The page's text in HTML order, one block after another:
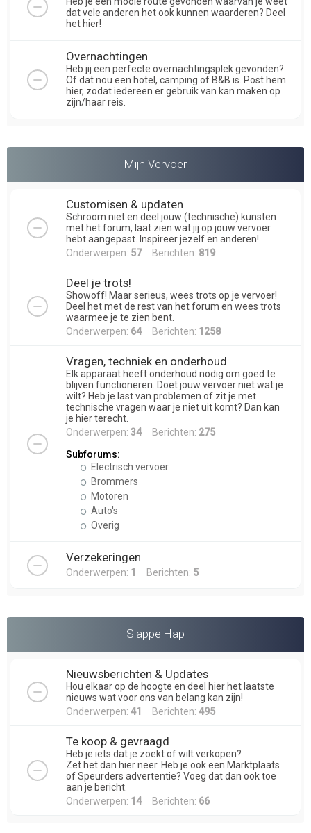
dat vele anderen het ook kunnen waarderen? Deel
het hier!
Overnachtingen
Heb jij een perfecte overnachtingsplek gevonden?
Of dat nou een hotel, camping of B&B is. Post hem
hier, zodat iedereen er gebruik van kan maken op
zijn/haar reis.
Mijn Vervoer
Customisen & updaten
Schroom niet en deel jouw (technische) kunsten
met het forum, laat zien wat jij op jouw vervoer
hebt aangepast. Inspireer jezelf en anderen!
Onderwerpen: 57Berichten: 819
Deel je trots!
Showoff! Maar serieus, wees trots op je vervoer!
Deel het met de rest van het forum en wees trots
waarmee je te zien bent.
Onderwerpen: 64Berichten: 1258
Vragen, techniek en onderhoud
Elk apparaat heeft onderhoud nodig om goed te
blijven functioneren. Doet jouw vervoer niet wat je
wilt? Heb je last van problemen of zit je met
technische vragen waar je niet uit komt? Dan kan
je hier terecht.
Onderwerpen: 34Berichten: 275
Subforums:
Electrisch vervoer
Brommers
Motoren
Auto's
Overig
Verzekeringen
Onderwerpen: 1 Berichten: 5
Slappe Hap
Nieuwsberichten & Updates
Hou elkaar op de hoogte en deel hier het laatste
nieuws wat voor ons van belang kan zijn!
Onderwerpen: 41 Berichten: 495
Te koop & gevraagd
Heb je iets dat je zoekt of wilt verkopen?
Zet het dan hier neer. Heb je ook een Marktplaats
of Speurders advertentie? Voeg dat dan ook toe
aan je bericht.
Onderwerpen: 14Berichten: 66